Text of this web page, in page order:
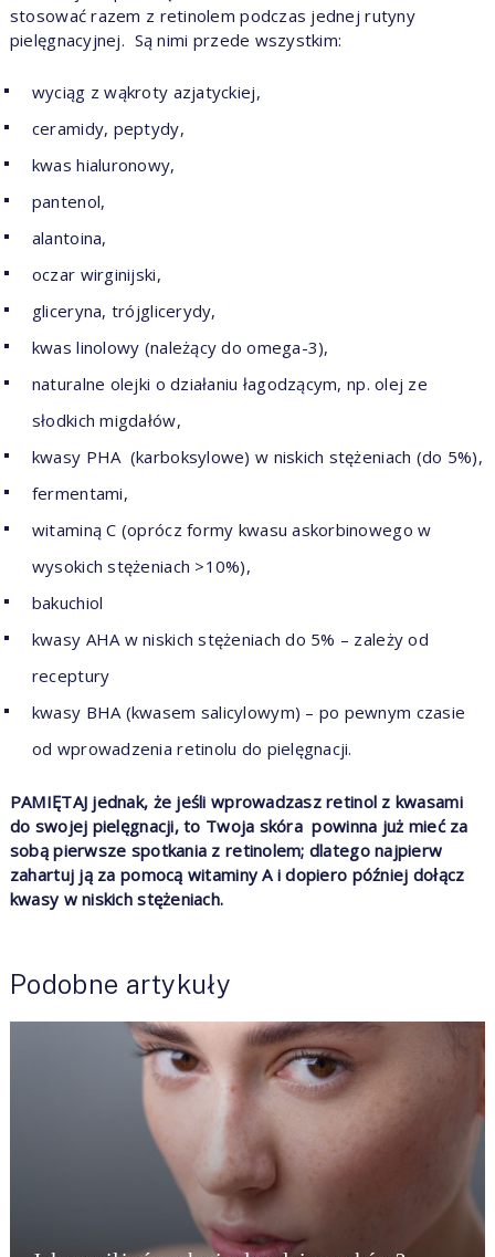
stosować razem z retinolem podczas jednej rutyny
pielęgnacyjnej. Są nimi przede wszystkim:
wyciąg z wąkroty azjatyckiej,
ceramidy, peptydy,
kwas hialuronowy,
pantenol,
alantoina,
oczar wirginijski,
gliceryna, trójglicerydy,
kwas linolowy (należący do omega-3),
naturalne olejki o działaniu łagodzącym, np. olej ze
słodkich migdałów,
kwasy PHA (karboksylowe) w niskich stężeniach (do 5%),
fermentami,
witaminą C (oprócz formy kwasu askorbinowego w
wysokich stężeniach >10%),
bakuchiol
kwasy AHA w niskich stężeniach do 5% – zależy od
receptury
kwasy BHA (kwasem salicylowym) – po pewnym czasie
od wprowadzenia retinolu do pielęgnacji.
PAMIĘTAJ jednak, że jeśli wprowadzasz retinol z kwasami
do swojej pielęgnacji, to Twoja skóra powinna już mieć za
sobą pierwsze spotkania z retinolem; dlatego najpierw
zahartuj ją za pomocą witaminy A i dopiero później dołącz
kwasy w niskich stężeniach.
Podobne artykuły